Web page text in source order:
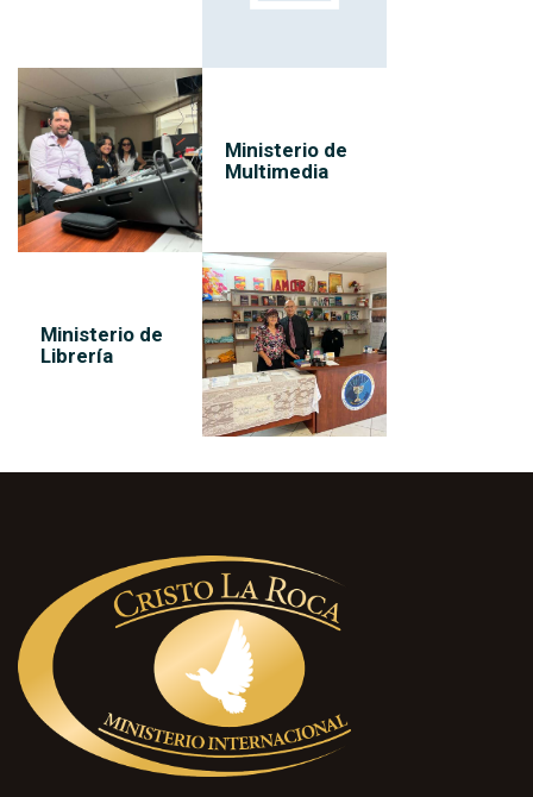
Ministerio de
Multimedia
Ministerio de
Librería